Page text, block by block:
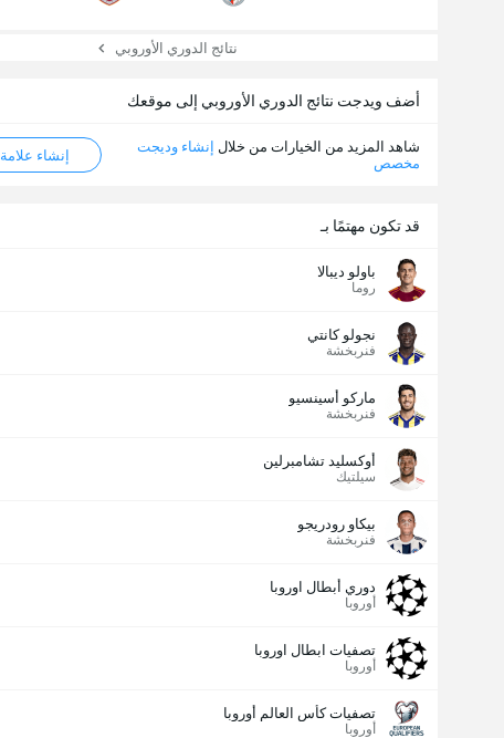
نتائج الدوري الأوروبي
أضف ويدجت نتائج الدوري الأوروبي إلى موقعك
شاهد المزيد من الخيارات من خلال إنشاء وديجت
مخصص
إنشاء علامة HTML
قد تكون مهتمًا بـ
باولو ديبالا
روما
نجولو كانتي
فنربخشة
ماركو أسينسيو
فنربخشة
أوكسليد تشامبرلين
سيلتيك
بيكاو رودريجو
فنربخشة
دوري أبطال اوروبا
أوروبا
تصفيات ابطال اوروبا
أوروبا
تصفيات كأس العالم أوروبا
أوروبا